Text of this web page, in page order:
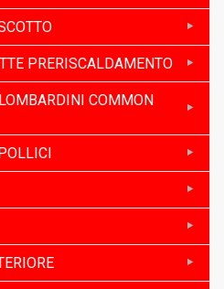
PRERISCALDAMENTO
COMMON